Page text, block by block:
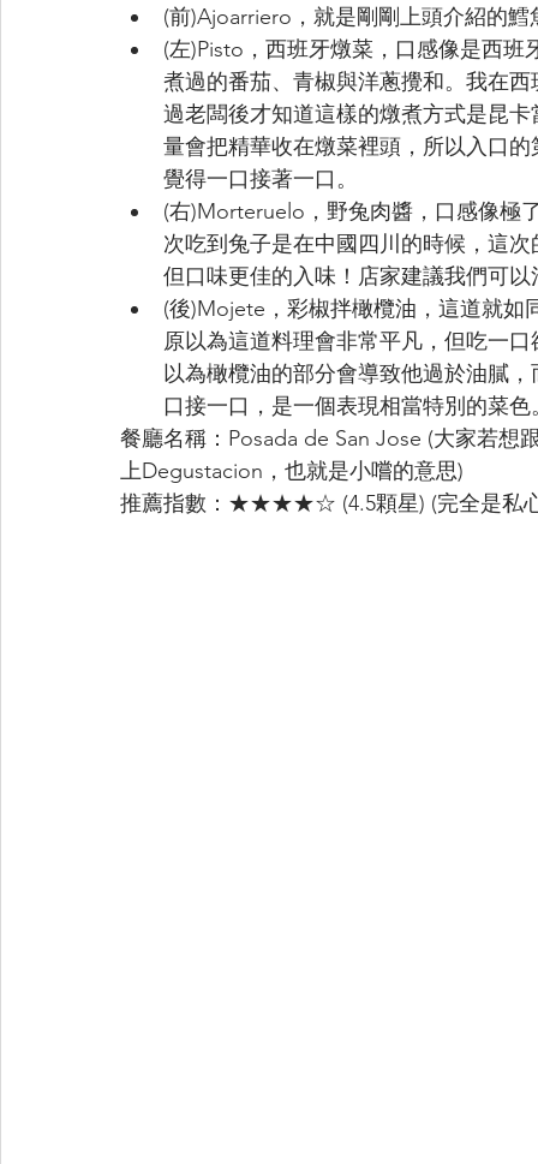
(前)Ajoarriero，就是剛剛上頭介紹的
(左)Pisto，西班牙燉菜，口感像是西
煮過的番茄、青椒與洋蔥攪和。我在
過老闆後才知道這樣的燉煮方式是昆
量會把精華收在燉菜裡頭，所以入口
覺得一口接著一口。
(右)Morteruelo，野兔肉醬，口感像極
次吃到兔子是在中國四川的時候，這
但口味更佳的入味！店家建議我們可
(後)Mojete，彩椒拌橄欖油，這道就如
原以為這道料理會非常平凡，但吃一
以為橄欖油的部分會導致他過於油膩
口接一口，是一個表現相當特別的菜色
餐廳名稱：Posada de San Jose (大家若
上Degustacion，也就是小嚐的意思)
推薦指數：★★★★☆ (4.5顆星) (完全是私